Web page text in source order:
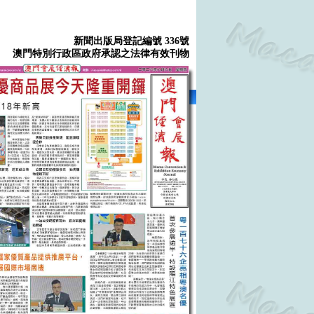
新聞出版局登記編號 336號
澳門特別行政區政府承認之法律有效刊物